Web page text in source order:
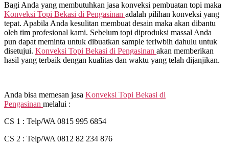
Bagi Anda yang membutuhkan jasa konveksi pembuatan topi maka
Konveksi Topi Bekasi di Pengasinan adalah pilihan konveksi yang
tepat. Apabila Anda kesulitan membuat desain maka akan dibantu
oleh tim profesional kami. Sebelum topi diproduksi massal Anda
pun dapat meminta untuk dibuatkan sample terlwbih dahulu untuk
disetujui. Konveksi Topi Bekasi di Pengasinan akan memberikan
hasil yang terbaik dengan kualitas dan waktu yang telah dijanjikan.
Anda bisa memesan jasa Konveksi Topi Bekasi di
Pengasinan melalui :
CS 1 : Telp/WA 0815 995 6854
CS 2 : Telp/WA 0812 82 234 876